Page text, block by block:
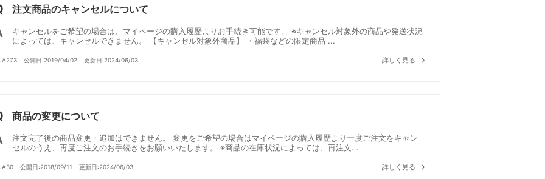
注文商品のキャンセルについて
キャンセルをご希望の場合は、マイページの購入履歴よりお手続き可能です。 ※キャンセル対象外の商品や発送状況
によっては、キャンセルできません。 【キャンセル対象外商品】 ・福袋などの限定商品 ...
公開日:2019/04/02 更新日:2024/06/03 詳しく見る
商品の変更について
注文完了後の商品変更・追加はできません。 変更をご希望の場合はマイページの購入履歴より一度ご注文をキャン
セルのうえ、再度ご注文のお手続きをお願いいたします。 ※商品の在庫状況によっては、再注文...
公開日:2018/09/11 更新日:2024/06/03 詳しく見る